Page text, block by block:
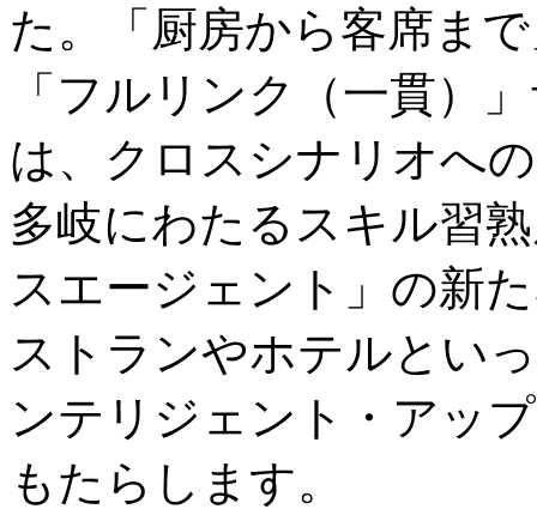
た。「厨房から客席ま
「フルリンク（一貫）
は、クロスシナリオへ
多岐にわたるスキル習
スエージェント」の新
ストランやホテルとい
ンテリジェント・アッ
もたらします。